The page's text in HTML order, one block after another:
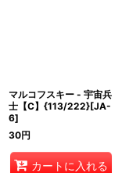
マルコフスキー - 宇宙兵
士【C】{113/222}[JA-
6]
30円
カートに入れる